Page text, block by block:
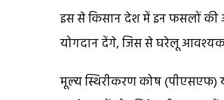
इस से किसान देश में इन फसलों की
योगदान देंगे, जिस से घरेलू
मूल्य स्थिरीकरण कोष (पीएसएफ)